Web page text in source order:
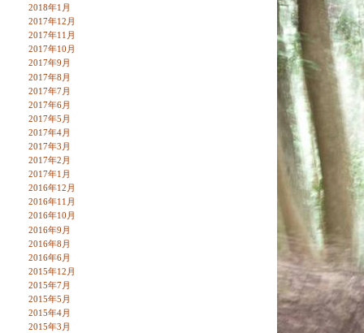
2018年1月
2017年12月
2017年11月
2017年10月
2017年9月
2017年8月
2017年7月
2017年6月
2017年5月
2017年4月
2017年3月
2017年2月
2017年1月
2016年12月
2016年11月
2016年10月
2016年9月
2016年8月
2016年6月
2015年12月
2015年7月
2015年5月
2015年4月
2015年3月